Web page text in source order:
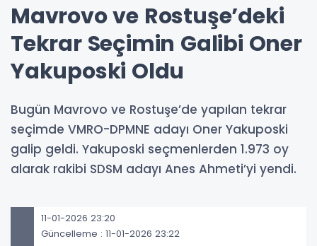
Mavrovo ve Rostuşe’deki
Tekrar Seçimin Galibi Oner
Yakuposki Oldu
Bugün Mavrovo ve Rostuşe’de yapılan tekrar
seçimde VMRO-DPMNE adayı Oner Yakuposki
galip geldi. Yakuposki seçmenlerden 1.973 oy
alarak rakibi SDSM adayı Anes Ahmeti’yi yendi.
11-01-2026 23:20
Güncelleme : 11-01-2026 23:22